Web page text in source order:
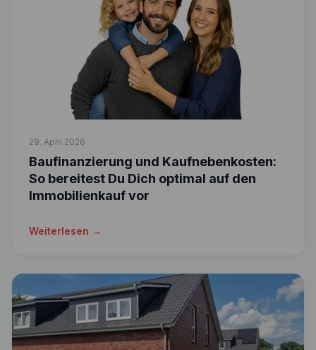
29. April 2026
Baufinanzierung und Kaufnebenkosten:
So bereitest Du Dich optimal auf den
Immobilienkauf vor
Weiterlesen →